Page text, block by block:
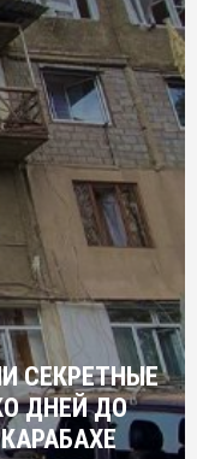
СЕКРЕТНЫЕ
ДНЕЙ ДО